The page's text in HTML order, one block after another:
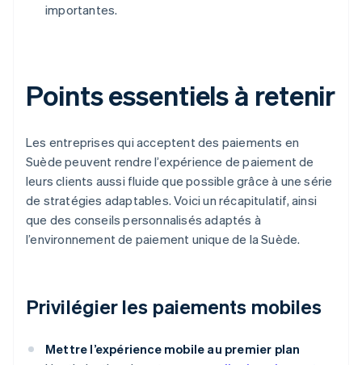
importantes.
Points essentiels à retenir
Les entreprises qui acceptent des paiements en
Suède peuvent rendre l’expérience de paiement de
leurs clients aussi fluide que possible grâce à une série
de stratégies adaptables. Voici un récapitulatif, ainsi
que des conseils personnalisés adaptés à
l’environnement de paiement unique de la Suède.
Privilégier les paiements mobiles
Mettre l’expérience mobile au premier plan